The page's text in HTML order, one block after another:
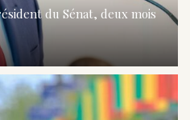
du Sénat, deux mois